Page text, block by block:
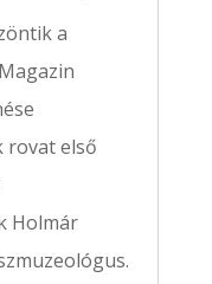
a
rovat első
Holmár